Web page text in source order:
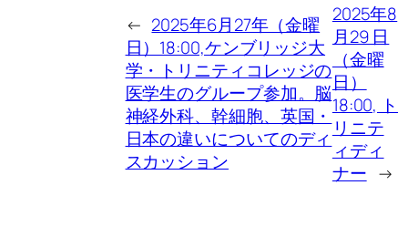
← 2025年6月27年（金曜
日）18:00,ケンブリッジ大
学・トリニティコレッジの
医学生のグループ参加。脳
神経外科、幹細胞、英国・
日本の違いについてのディ
スカッション
2025年8
月29 日
（金曜
日）
18:00, ト
リニテ
ィディ
ナー →